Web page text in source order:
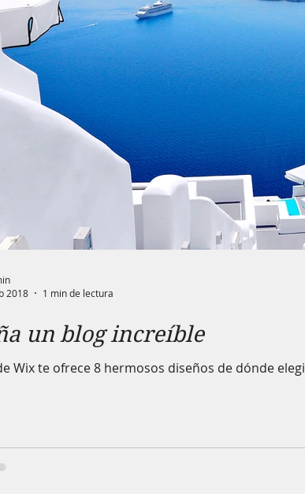
un blog increíble
Wix te ofrece 8 hermosos diseños de dónde
2018
1 min de lectura